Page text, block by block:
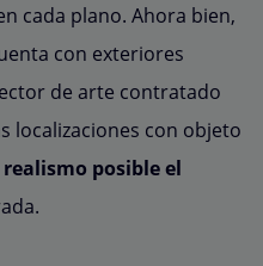
cada plano. Ahora bien,
con exteriores
de arte contratado
localizaciones con objeto
posible el